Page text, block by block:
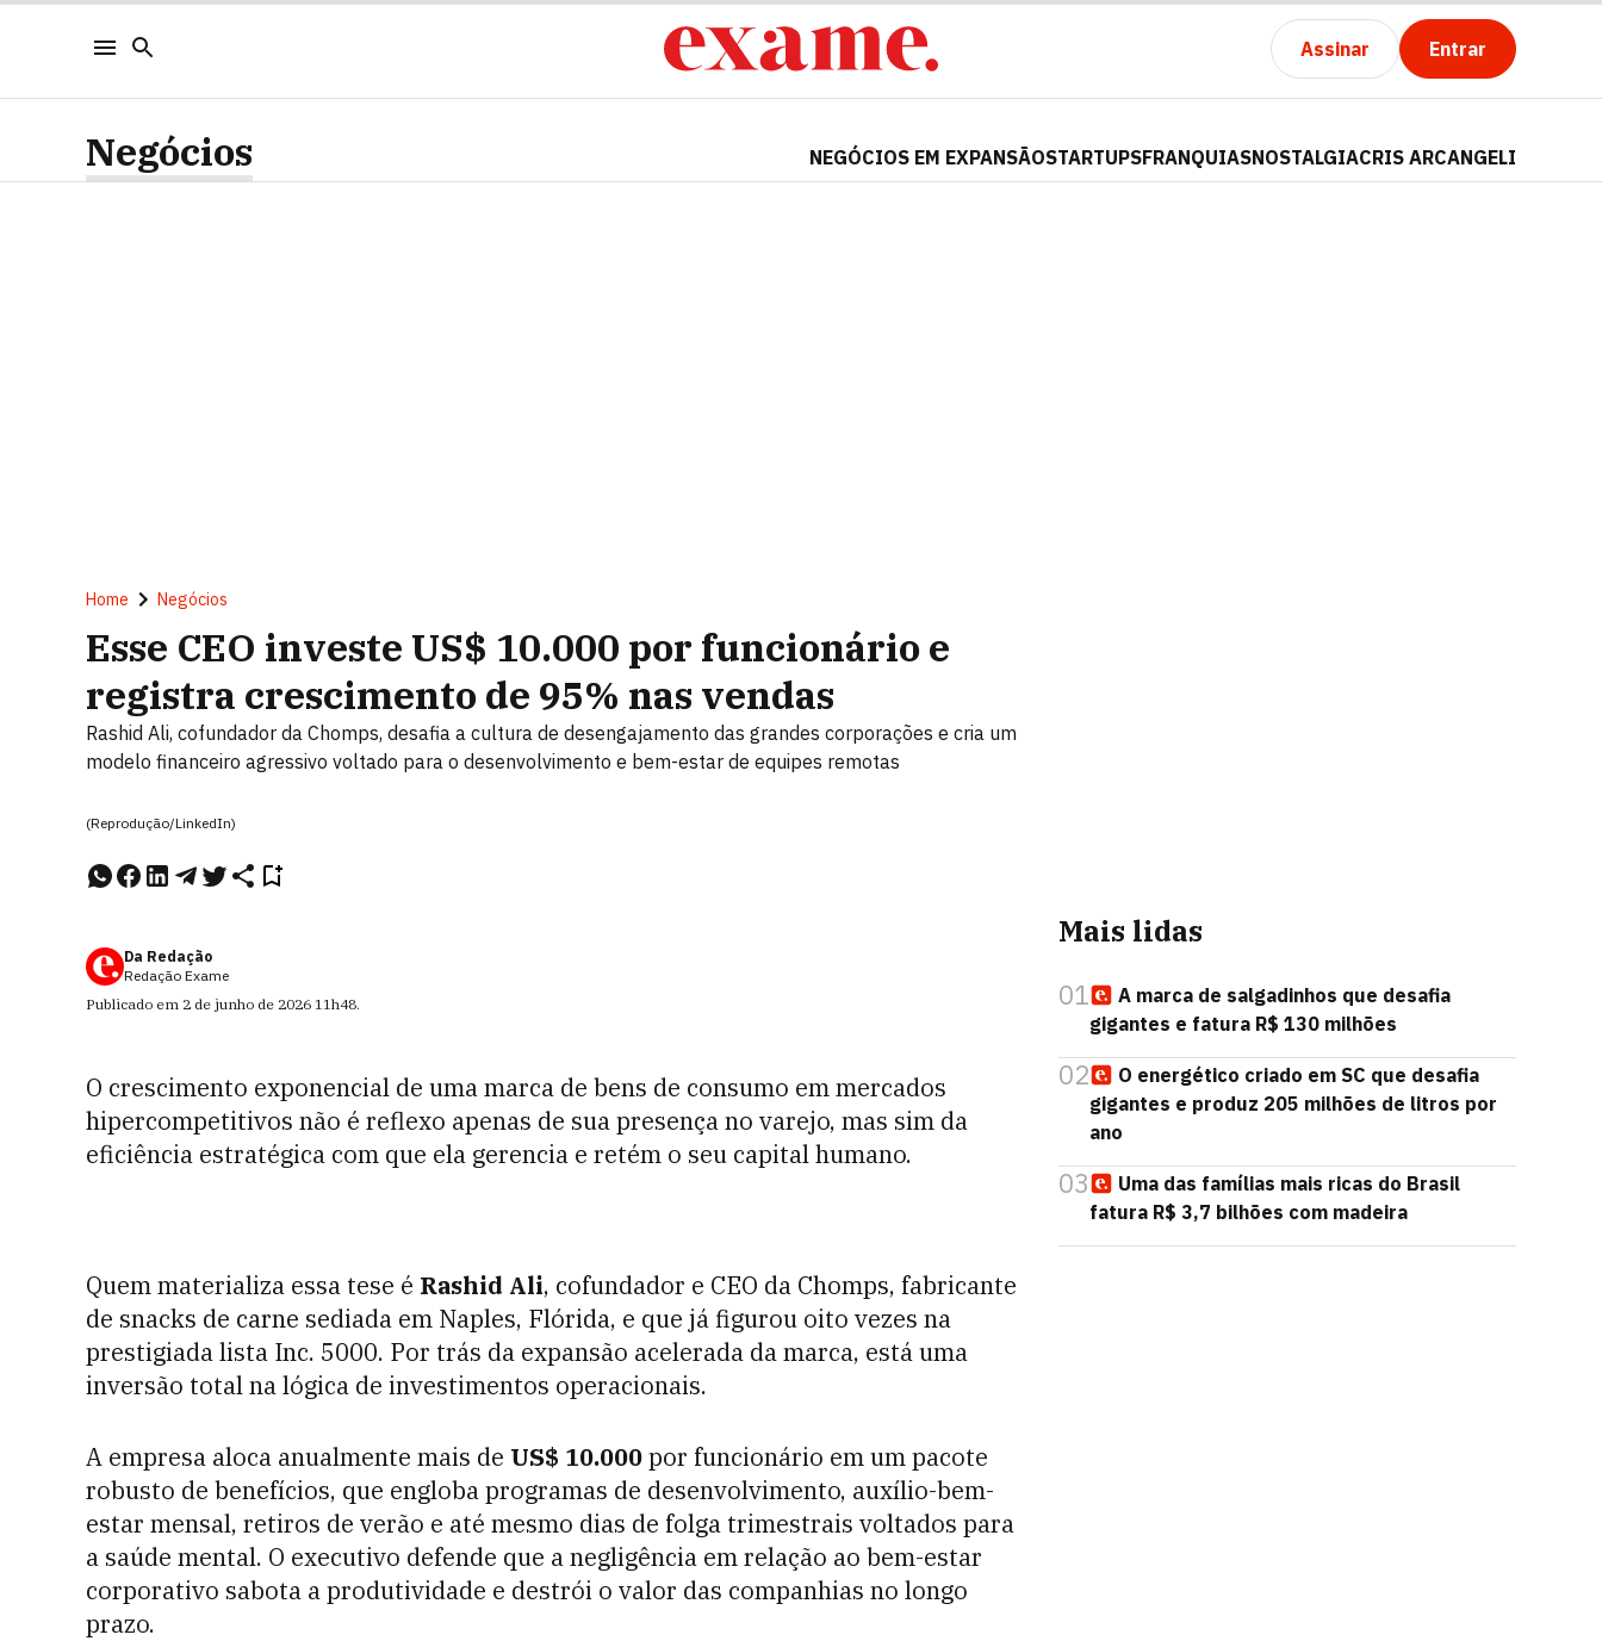
Assinar Entrar
Negócios NEGÓCIOS EM EXPANSÃOSTARTUPSFRANQUIASNOSTALGIACRIS ARCANGELI
Home Negócios
Esse CEO investe US$ 10.000 por funcionário e
registra crescimento de 95% nas vendas
Rashid Ali, cofundador da Chomps, desafia a cultura de desengajamento das grandes corporações e cria um
modelo financeiro agressivo voltado para o desenvolvimento e bem-estar de equipes remotas
(Reprodução/LinkedIn)
Da Redação
Redação Exame
Publicado em 2 de junho de 2026 11h48.
O crescimento exponencial de uma marca de bens de consumo em mercados
hipercompetitivos não é reflexo apenas de sua presença no varejo, mas sim da
eficiência estratégica com que ela gerencia e retém o seu capital humano.
Quem materializa essa tese é Rashid Ali, cofundador e CEO da Chomps, fabricante
de snacks de carne sediada em Naples, Flórida, e que já figurou oito vezes na
prestigiada lista Inc. 5000. Por trás da expansão acelerada da marca, está uma
inversão total na lógica de investimentos operacionais.
A empresa aloca anualmente mais de US$ 10.000por funcionário em um pacote
robusto de benefícios, que engloba programas de desenvolvimento, auxílio-bem-
estar mensal, retiros de verão e até mesmo dias de folga trimestrais voltados para
a saúde mental. O executivo defende que a negligência em relação ao bem-estar
corporativo sabota a produtividade e destrói o valor das companhias no longo
prazo.
Mais lidas
01
A marca de salgadinhos que desafia
gigantes e fatura R$ 130 milhões
02
O energético criado em SC que desafia
gigantes e produz 205 milhões de litros por
ano
03
Uma das famílias mais ricas do Brasil
fatura R$ 3,7 bilhões com madeira